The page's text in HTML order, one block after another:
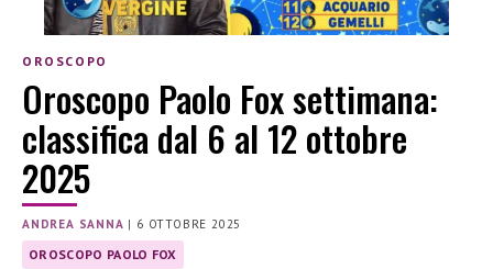
OROSCOPO
Oroscopo Paolo Fox settimana:
classifica dal 6 al 12 ottobre
2025
ANDREA SANNA | 6 OTTOBRE 2025
OROSCOPO PAOLO FOX